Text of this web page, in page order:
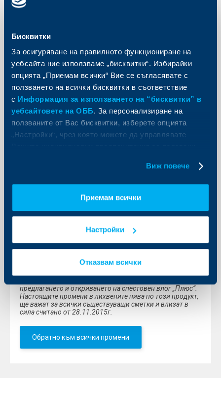
Бисквитки
За осигуряване на правилното функциониране на
уебсайта ние използваме „бисквитки“. Избирайки
опцията „Приемам всички“ Вие се съгласявате с
ползването на всички бисквитки в съответствие
с Информация за използването на “бисквитки” в
уебсайтовете на ОББ. За персонализиране на
ползваните от Вас бисквитки, изберете опцията
„Настройки“, чрез която можете да управлявате
Виж повече
Приемам всички
Настройки
Отказвам всички
Дневно
500
Над
2500
1.50% 1.00% 0.50%
Спестовен влог „Плюс”
Дневно
салдо
100.01 -
1000.00
0.60%
предлагането и откриването на спестовен влог „Плюс“.
Настоящите промени в лихвените нива по този продукт,
ще важат за всички съществуващи сметки и влизат в
сила считано от 28.11.2015г.
Обратно към всички промени